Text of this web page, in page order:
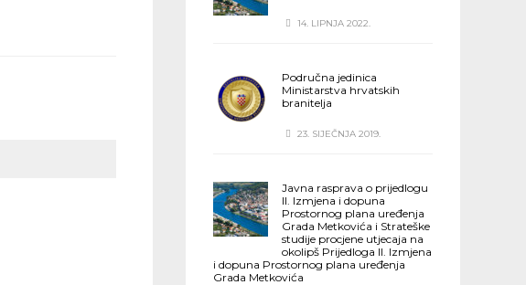
14. LIPNJA 2022.
Područna jedinica
Ministarstva hrvatskih
branitelja
23. SIJEČNJA 2019.
Javna rasprava o prijedlogu
II. Izmjena i dopuna
Prostornog plana uređenja
Grada Metkovića i Strateške
studije procjene utjecaja na
okolipš Prijedloga II. Izmjena
i dopuna Prostornog plana uređenja
Grada Metkovića